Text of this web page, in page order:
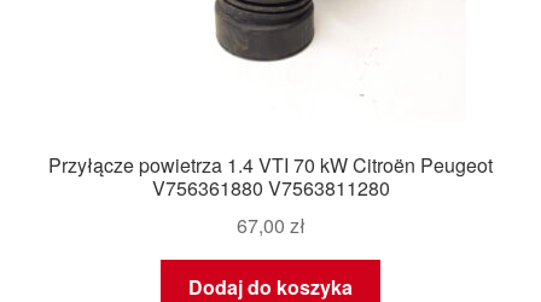
Przyłącze powietrza 1.4 VTI 70 kW Citroën Peugeot
V756361880 V7563811280
67,00 zł
Dodaj do koszyka